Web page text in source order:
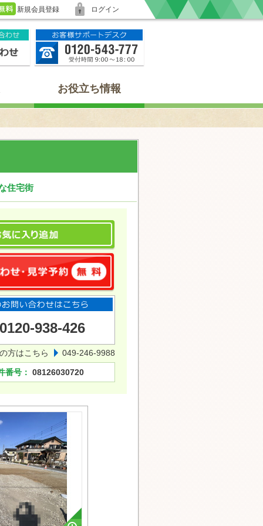
新規会員登録 ログイン
お役立ち情報
住宅街
0120-938-426
方はこちら 049-246-9988
番号： 08126030720